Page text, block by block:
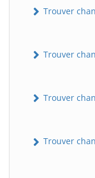
Trouver
Trouver
Trouver
Trouver